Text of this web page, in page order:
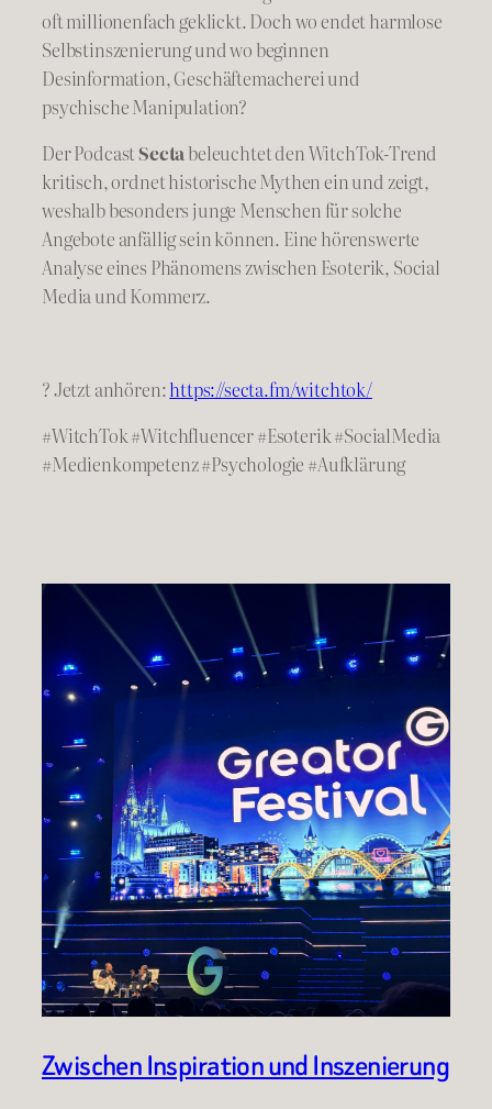
oft millionenfach geklickt. Doch wo endet harmlose
Selbstinszenierung und wo beginnen
Desinformation, Geschäftemacherei und
psychische Manipulation?
Der PodcastSectabeleuchtet den WitchTok-Trend
kritisch, ordnet historische Mythen ein und zeigt,
weshalb besonders junge Menschen für solche
Angebote anfällig sein können. Eine hörenswerte
Analyse eines Phänomens zwischen Esoterik, Social
Media und Kommerz.
? Jetzt anhören:https://secta.fm/witchtok/
#WitchTok #Witchfluencer #Esoterik #SocialMedia
#Medienkompetenz #Psychologie #Aufklärung
Zwischen Inspiration und Inszenierung